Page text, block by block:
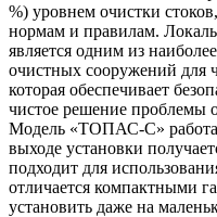
%) уровнем очистки
нормам и правилам.
является одним из
очистных сооружений для
которая обеспечивает
чистое решение проблемы
Модель «ТОПАС-С»
выходе установки
подходит для
отличается компактными
установить даже на